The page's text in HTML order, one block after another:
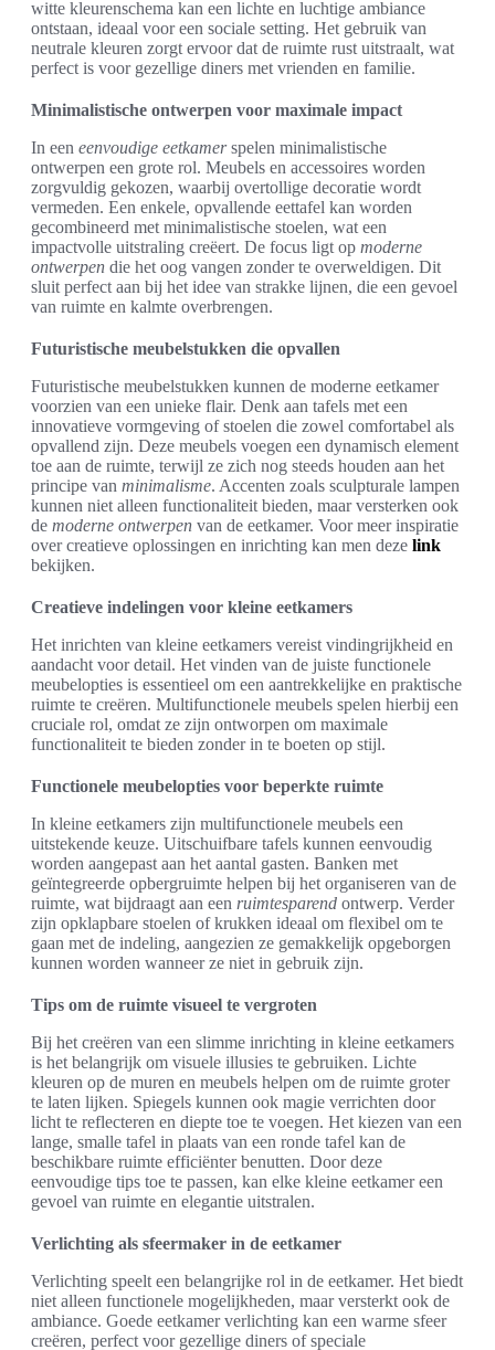
witte kleurenschema kan een lichte en luchtige ambiance
ontstaan, ideaal voor een sociale setting. Het gebruik van
neutrale kleuren zorgt ervoor dat de ruimte rust uitstraalt, wat
perfect is voor gezellige diners met vrienden en familie.
Minimalistische ontwerpen voor maximale impact
In een eenvoudige eetkamerspelen minimalistische
ontwerpen een grote rol. Meubels en accessoires worden
zorgvuldig gekozen, waarbij overtollige decoratie wordt
vermeden. Een enkele, opvallende eettafel kan worden
gecombineerd met minimalistische stoelen, wat een
impactvolle uitstraling creëert. De focus ligt op moderne
ontwerpen die het oog vangen zonder te overweldigen. Dit
sluit perfect aan bij het idee van strakke lijnen, die een gevoel
van ruimte en kalmte overbrengen.
Futuristische meubelstukken die opvallen
Futuristische meubelstukken kunnen de moderne eetkamer
voorzien van een unieke flair. Denk aan tafels met een
innovatieve vormgeving of stoelen die zowel comfortabel als
opvallend zijn. Deze meubels voegen een dynamisch element
toe aan de ruimte, terwijl ze zich nog steeds houden aan het
principe van minimalisme. Accenten zoals sculpturale lampen
kunnen niet alleen functionaliteit bieden, maar versterken ook
de moderne ontwerpen van de eetkamer. Voor meer inspiratie
over creatieve oplossingen en inrichting kan men deze link
bekijken.
Creatieve indelingen voor kleine eetkamers
Het inrichten van kleine eetkamers vereist vindingrijkheid en
aandacht voor detail. Het vinden van de juiste functionele
meubelopties is essentieel om een aantrekkelijke en praktische
ruimte te creëren. Multifunctionele meubels spelen hierbij een
cruciale rol, omdat ze zijn ontworpen om maximale
functionaliteit te bieden zonder in te boeten op stijl.
Functionele meubelopties voor beperkte ruimte
In kleine eetkamers zijn multifunctionele meubels een
uitstekende keuze. Uitschuifbare tafels kunnen eenvoudig
worden aangepast aan het aantal gasten. Banken met
geïntegreerde opbergruimte helpen bij het organiseren van de
ruimte, wat bijdraagt aan een ruimtesparend ontwerp. Verder
zijn opklapbare stoelen of krukken ideaal om flexibel om te
gaan met de indeling, aangezien ze gemakkelijk opgeborgen
kunnen worden wanneer ze niet in gebruik zijn.
Tips om de ruimte visueel te vergroten
Bij het creëren van een slimme inrichting in kleine eetkamers
is het belangrijk om visuele illusies te gebruiken. Lichte
kleuren op de muren en meubels helpen om de ruimte groter
te laten lijken. Spiegels kunnen ook magie verrichten door
licht te reflecteren en diepte toe te voegen. Het kiezen van een
lange, smalle tafel in plaats van een ronde tafel kan de
beschikbare ruimte efficiënter benutten. Door deze
eenvoudige tips toe te passen, kan elke kleine eetkamer een
gevoel van ruimte en elegantie uitstralen.
Verlichting als sfeermaker in de eetkamer
Verlichting speelt een belangrijke rol in de eetkamer. Het biedt
niet alleen functionele mogelijkheden, maar versterkt ook de
ambiance. Goede eetkamer verlichting kan een warme sfeer
creëren, perfect voor gezellige diners of speciale